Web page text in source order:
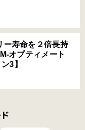
ー寿命を２倍長持
オプティメート
3】